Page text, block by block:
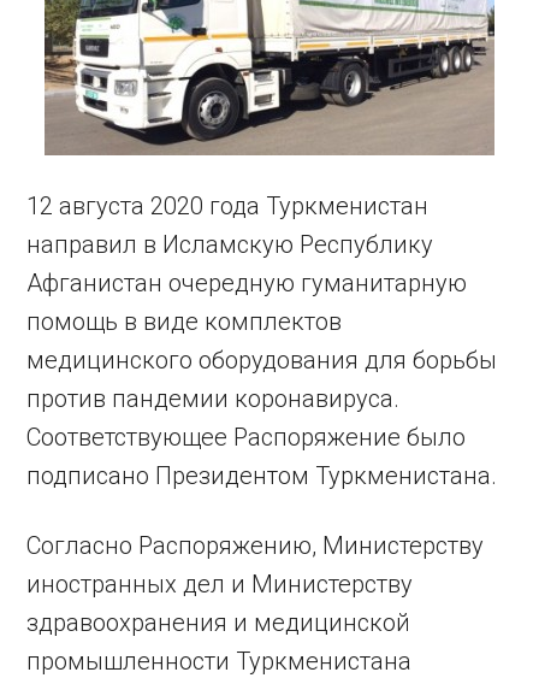
12 августа 2020 года Туркменистан
направил в Исламскую Республику
Афганистан очередную гуманитарную
помощь в виде комплектов
медицинского оборудования для борьбы
против пандемии коронавируса.
Соответствующее Распоряжение было
подписано Президентом Туркменистана.
Согласно Распоряжению, Министерству
иностранных дел и Министерству
здравоохранения и медицинской
промышленности Туркменистана